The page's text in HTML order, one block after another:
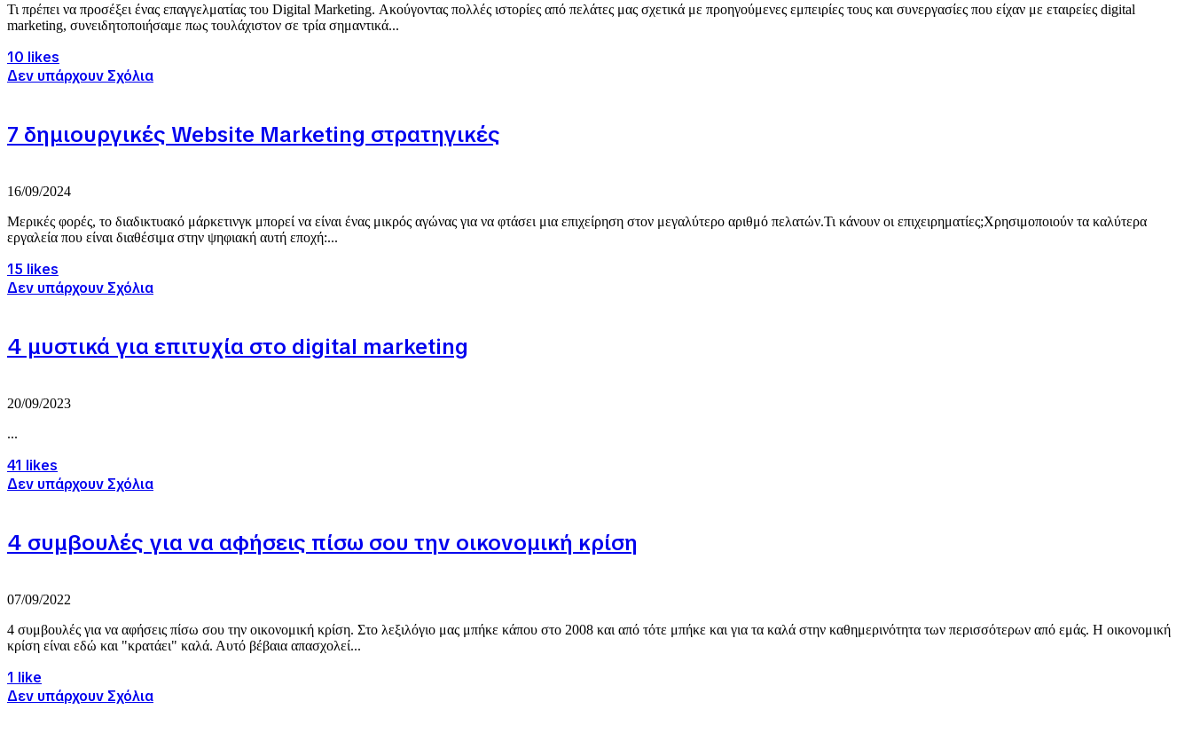
Τι πρέπει να προσέξει ένας επαγγελματίας του Digital Marketing. Ακούγοντας πολλές ιστορίες από πελάτες μας σχετικά με προηγούμενες εμπειρίες τους και συνεργασίες που είχαν με εταιρείες digital
marketing, συνειδητοποιήσαμε πως τουλάχιστον σε τρία σημαντικά...
10 likes
Δεν υπάρχουν Σχόλια
7 δημιουργικές Website Marketing στρατηγικές
16/09/2024
Μερικές φορές, το διαδικτυακό μάρκετινγκ μπορεί να είναι ένας μικρός αγώνας για να φτάσει μια επιχείρηση στον μεγαλύτερο αριθμό πελατών.Τι κάνουν οι επιχειρηματίες;Χρησιμοποιούν τα καλύτερα
εργαλεία που είναι διαθέσιμα στην ψηφιακή αυτή εποχή:...
15 likes
Δεν υπάρχουν Σχόλια
4 μυστικά για επιτυχία στο digital marketing
20/09/2023
...
41 likes
Δεν υπάρχουν Σχόλια
4 συμβουλές για να αφήσεις πίσω σου την οικονομική κρίση
07/09/2022
4 συμβουλές για να αφήσεις πίσω σου την οικονομική κρίση. Στο λεξιλόγιο μας μπήκε κάπου στο 2008 και από τότε μπήκε και για τα καλά στην καθημερινότητα των περισσότερων από εμάς. Η οικονομική
κρίση είναι εδώ και "κρατάει" καλά. Αυτό βέβαια απασχολεί...
1 like
Δεν υπάρχουν Σχόλια